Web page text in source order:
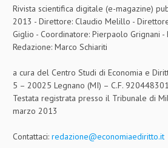
TRIBUTARIA
EUROPEA
COSTITUZIONALE
CIVILE
PENALE
Rivista scientifica digitale (e-magazine)
2013 - Direttore: Claudio Melillo -
Giglio - Coordinatore: Pierpaolo Grignani -
Redazione: Marco Schiariti
a cura del Centro Studi di Economia e
5 – 20025 Legnano (MI) – C.F.
Testata registrata presso il Tribunale di
marzo 2013
Contattaci: redazione@economiaediritto.it